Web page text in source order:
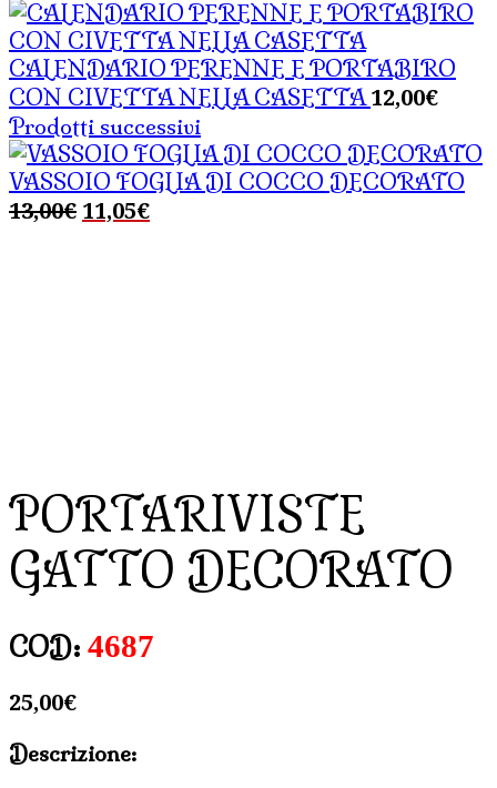
CALENDARIO PERENNE E PORTABIRO
CON CIVETTA NELLA CASETTA 12,00€
Prodotti successivi
VASSOIO FOGLIA DI COCCO DECORATO
13,00€ Il
11,05€Il
PORTARIVISTE
GATTO DECORATO
COD: 4687
25,00€
Descrizione: